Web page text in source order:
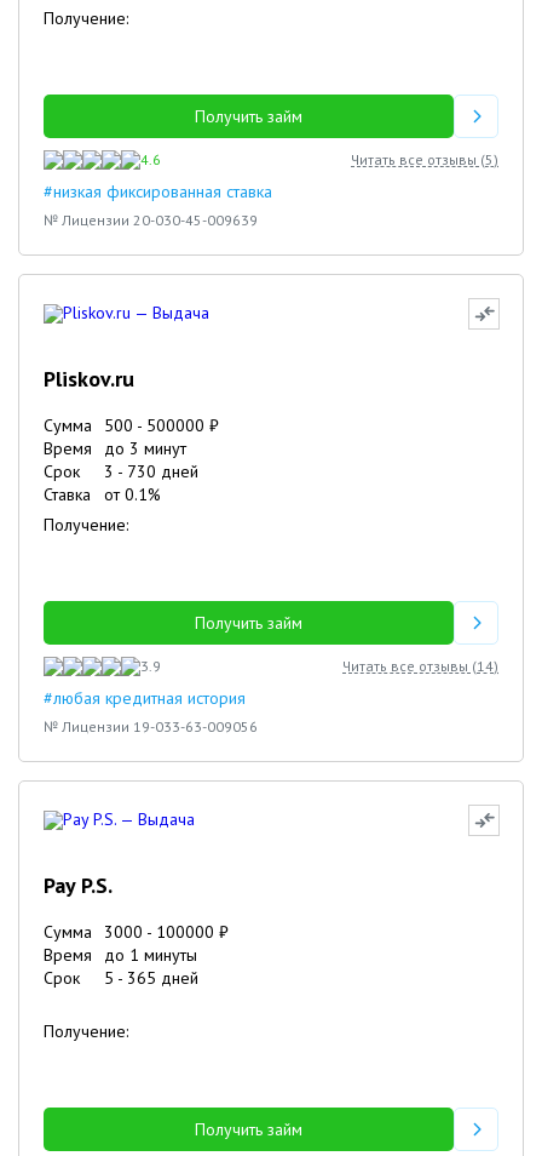
Получение:
Получить займ
4.6 Читать все отзывы (5)
#низкая фиксированная ставка
№ Лицензии 20-030-45-009639
Pliskov.ru
Сумма 500 - 500000 ₽
Время
до 3 минут
Срок
3 - 730 дней
Ставка
от0.1%
Получение:
Получить займ
3.9 Читать все отзывы (14)
#любая кредитная история
№ Лицензии 19-033-63-009056
Pay P.S.
Сумма 3000 - 100000 ₽
Время
до 1 минуты
Срок
5 - 365 дней
Получение:
Получить займ